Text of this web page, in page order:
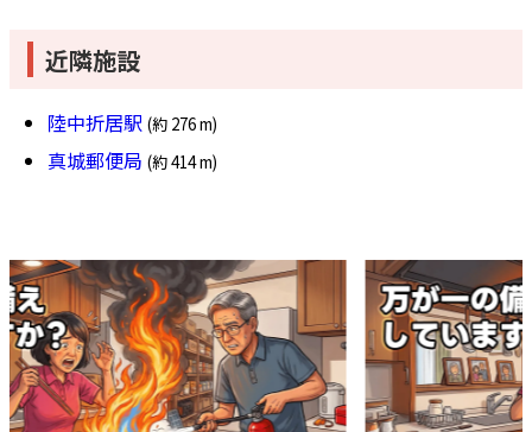
近隣施設
陸中折居駅 (約 276 m)
真城郵便局 (約 414 m)